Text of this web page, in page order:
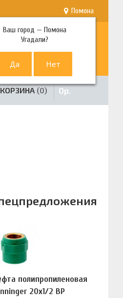
Помона
Ваш город —Помона
Угадали?
телефон
80-80
КОРЗИНА 0 0р.
полипропиленовая
20х1/2 ВР